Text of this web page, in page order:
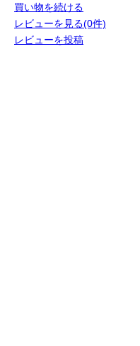
買い物を続ける
レビューを見る(0件)
レビューを投稿